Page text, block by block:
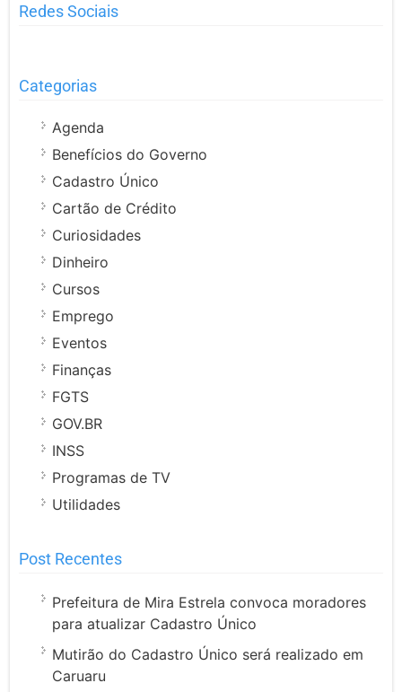
Redes Sociais
Categorias
Agenda
Benefícios do Governo
Cadastro Único
Cartão de Crédito
Curiosidades
Dinheiro
Cursos
Emprego
Eventos
Finanças
FGTS
GOV.BR
INSS
Programas de TV
Utilidades
Post Recentes
Prefeitura de Mira Estrela convoca moradores
para atualizar Cadastro Único
Mutirão do Cadastro Único será realizado em
Caruaru